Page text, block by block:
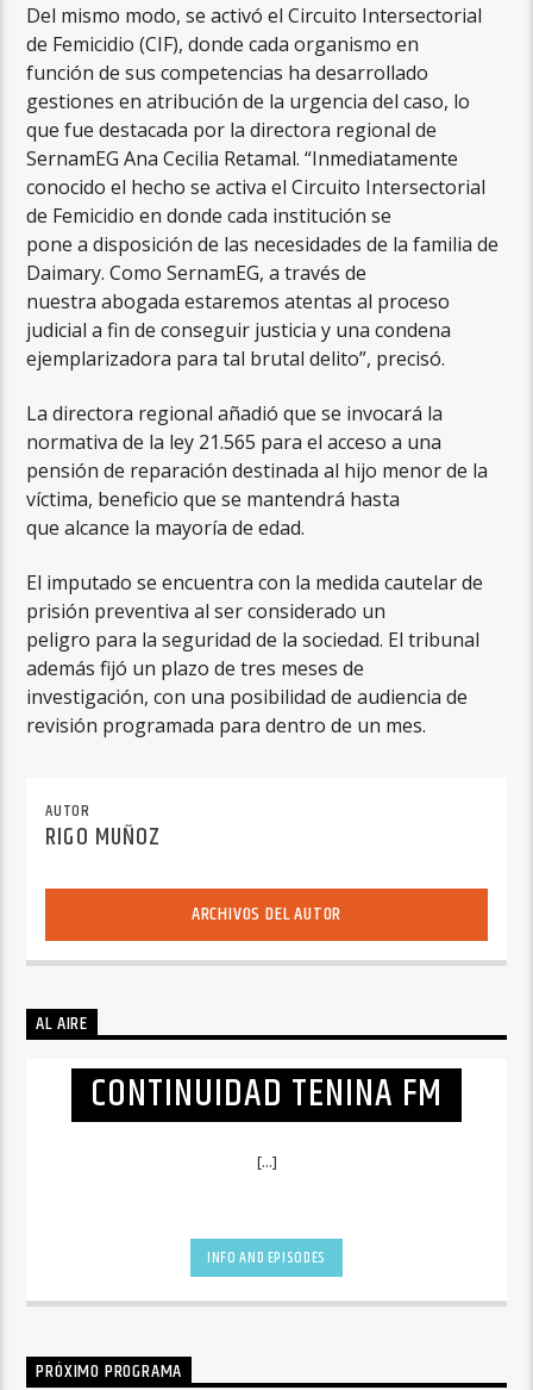
Del mismo modo, se activó el Circuito Intersectorial
de Femicidio (CIF), donde cada organismo en
función de sus competencias ha desarrollado
gestiones en atribución de la urgencia del caso, lo
que fue destacada por la directora regional de
SernamEG Ana Cecilia Retamal. “Inmediatamente
conocido el hecho se activa el Circuito Intersectorial
de Femicidio en donde cada institución se
pone a disposición de las necesidades de la familia de
Daimary. Como SernamEG, a través de
nuestra abogada estaremos atentas al proceso
judicial a fin de conseguir justicia y una condena
ejemplarizadora para tal brutal delito”, precisó.
La directora regional añadió que se invocará la
normativa de la ley 21.565 para el acceso a una
pensión de reparación destinada al hijo menor de la
víctima, beneficio que se mantendrá hasta
que alcance la mayoría de edad.
El imputado se encuentra con la medida cautelar de
prisión preventiva al ser considerado un
peligro para la seguridad de la sociedad. El tribunal
además fijó un plazo de tres meses de
investigación, con una posibilidad de audiencia de
revisión programada para dentro de un mes.
AUTOR
RIGO MUÑOZ
ARCHIVOS DEL AUTOR
AL AIRE
CONTINUIDAD TENINA FM
[...]
INFO AND EPISODES
PRÓXIMO PROGRAMA